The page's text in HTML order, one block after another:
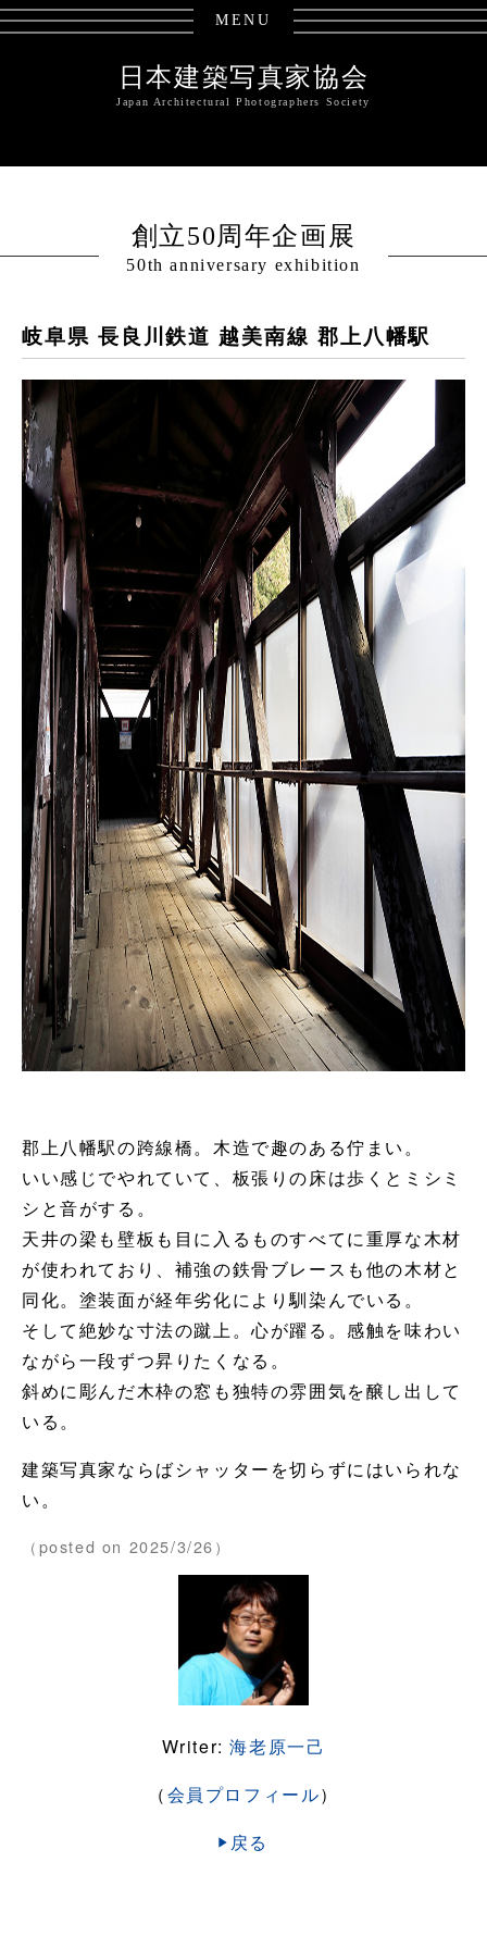
MENU
日本建築写真家協会
Japan Architectural Photographers Society
創立50周年企画展
50th anniversary exhibition
岐阜県 長良川鉄道 越美南線 郡上八幡駅
郡上八幡駅の跨線橋。木造で趣のある佇まい。
いい感じでやれていて、板張りの床は歩くとミシミ
シと音がする。
天井の梁も壁板も目に入るものすべてに重厚な木材
が使われており、補強の鉄骨ブレースも他の木材と
同化。塗装面が経年劣化により馴染んでいる。
そして絶妙な寸法の蹴上。心が躍る。感触を味わい
ながら一段ずつ昇りたくなる。
斜めに彫んだ木枠の窓も独特の雰囲気を醸し出して
いる。
建築写真家ならばシャッターを切らずにはいられな
い。
（posted on 2025/3/26）
Writer:海老原一己
（会員プロフィール）
戻る